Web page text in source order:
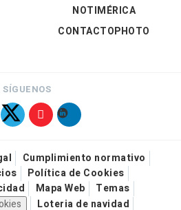
NOTIMÉRICA
CONTACTOPHOTO
SÍGUENOS
Cumplimiento normativo
Política de Cookies
Mapa Web
Temas
Loteria de navidad